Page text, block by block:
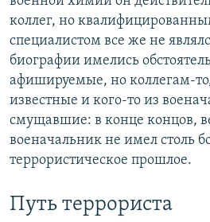
коллег, но
специалистом все же не
биографии имелись
афишируемые, но коллегам-
известные и кого-то из
смущавшие: в конце концов,
военачальник не имел столь
террористическое прошлое.
Путь террориста